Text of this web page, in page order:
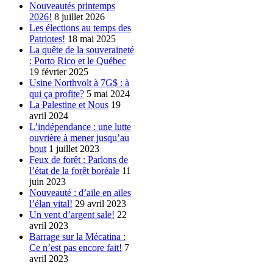
Nouveautés printemps
2026! 8 juillet 2026
Les élections au temps des
Patriotes! 18 mai 2025
La quête de la souveraineté
: Porto Rico et le Québec
19 février 2025
Usine Northvolt à 7G$ : à
qui ça profite? 5 mai 2024
La Palestine et Nous 19
avril 2024
L’indépendance : une lutte
ouvrière à mener jusqu’au
bout 1 juillet 2023
Feux de forêt : Parlons de
l’état de la forêt boréale 11
juin 2023
Nouveauté : d’aile en ailes
l’élan vital! 29 avril 2023
Un vent d’argent sale! 22
avril 2023
Barrage sur la Mécatina :
Ce n’est pas encore fait! 7
avril 2023